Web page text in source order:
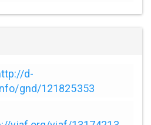
d-
gnd/121825353